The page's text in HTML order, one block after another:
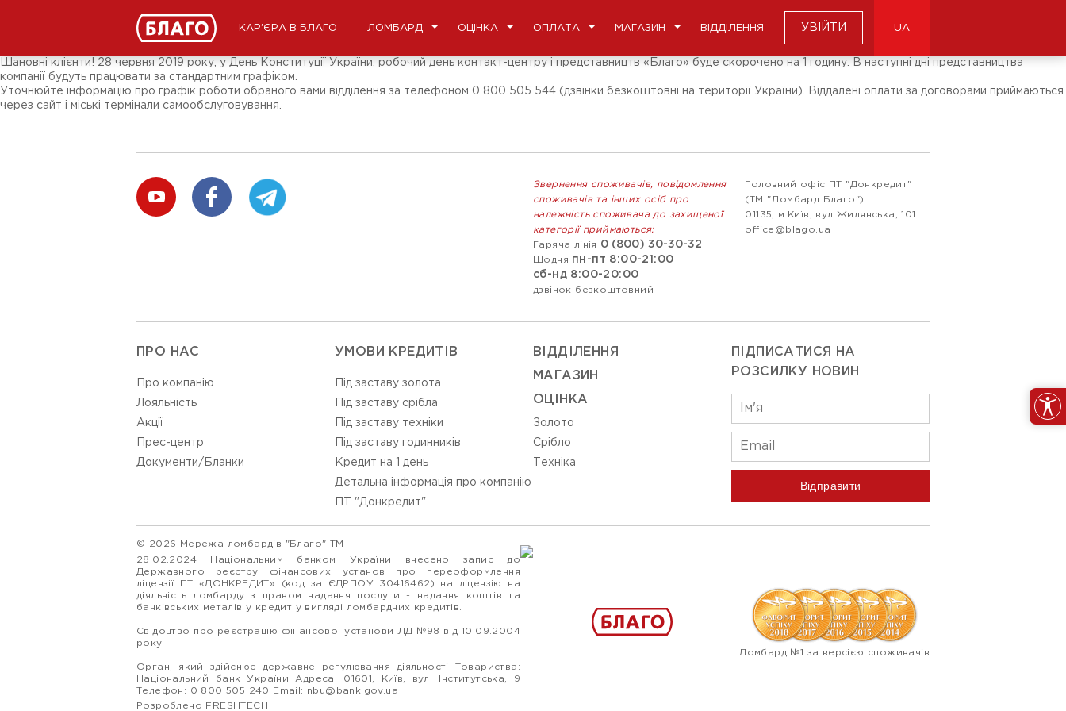
КАР'ЄРА В БЛАГО ЛОМБАРД ОЦІНКА ОПЛАТА МАГАЗИН ВІДДІЛЕННЯ УВІЙТИ UA
Подписчикам соц-сетей
Шановні клієнти! 28 червня 2019 року, у День Конституції України, робочий день контакт-центру і представництв «Благо» буде скорочено на 1 годину. В наступні дні представництва
компанії будуть працювати за стандартним графіком.
Уточнюйте інформацію про графік роботи обраного вами відділення за телефоном 0 800 505 544 (дзвінки безкоштовні на території України). Віддалені оплати за договорами приймаються
через сайт і міські термінали самообслуговування.
Звернення споживачів, повідомлення
споживачів та інших осіб про
належність споживача до захищеної
категорії приймаються:
Гаряча лінія
0 (800) 30-30-32
Щодня пн-пт 8:00-21:00
сб-нд 8:00-20:00
дзвінок безкоштовний
Головний офіс ПТ "Донкредит"
(ТМ "Ломбард Благо")
01135, м.Київ, вул Жилянська, 101
office@blago.ua
ПРО НАС
Про компанію
Лояльність
Акції
Прес-центр
Документи/Бланки
УМОВИ КРЕДИТІВ
Під заставу золота
Під заставу срібла
Під заставу техніки
Під заставу годинників
Кредит на 1 день
Детальна інформація про компанію
ПТ "Донкредит"
ВIДДIЛЕННЯ
МАГАЗИН
ОЦIНКА
Золото
Срiбло
Технiка
ПІДПИСАТИСЯ НА
РОЗСИЛКУ НОВИН
Відправити
© 2026 Мережа ломбардів "Благо" ТМ
28.02.2024 Національним банком України внесено запис до
Державного реєстру фінансових установ про переоформлення
ліцензії ПТ «ДОНКРЕДИТ» (код за ЄДРПОУ 30416462) на ліцензію на
діяльність ломбарду з правом надання послуги - надання коштів та
банківських металів у кредит у вигляді ломбардних кредитів.
Свідоцтво про реєстрацію фінансової установи ЛД №98 від 10.09.2004
року
Орган, який здійснює державне регулювання діяльності Товариства:
Національний банк України Адреса: 01601, Київ, вул. Інститутська, 9
Телефон: 0 800 505 240 Email: nbu@bank.gov.ua
Розроблено FRESHTECH
Ломбард №1 за версією споживачів